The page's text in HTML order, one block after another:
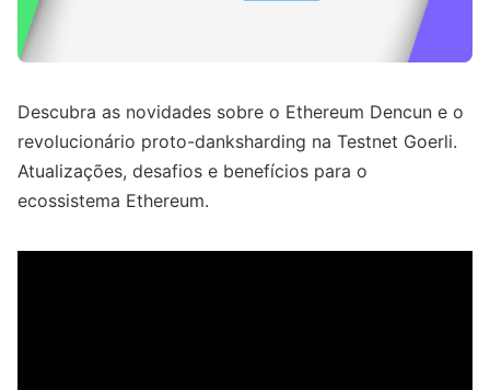
Descubra as novidades sobre o Ethereum Dencun e o
revolucionário proto-danksharding na Testnet Goerli.
Atualizações, desafios e benefícios para o
ecossistema Ethereum.